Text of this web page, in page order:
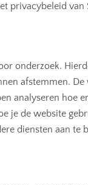
privacybeleid
onderzoek.
afstemmen.
analyseren hoe
je de website
diensten aan te